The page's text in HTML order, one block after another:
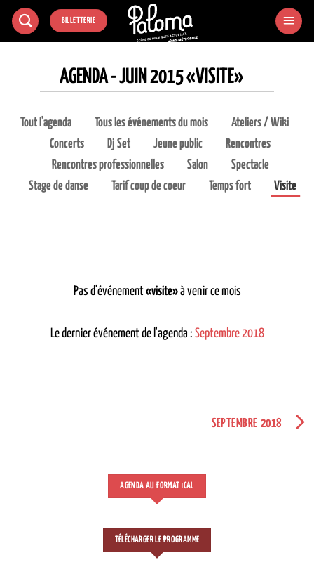
Passer
BILLETTERIE
AGENDA - JUIN 2015 «VISITE»
Tout l'agenda Tous les événements du mois
Ateliers / Wiki
Concerts
Dj Set Jeune public
Rencontres
Rencontres professionnelles
Salon
Spectacle
Stage de danse
Tarif coup de coeur Temps fort Visite
Pas d'événement«visite»à venir ce mois
Le dernier événement de l'agenda : Septembre 2018
SEPTEMBRE 2018
AGENDA AU FORMAT CAL
TÉLÉCHARGER LE PROGRAMME